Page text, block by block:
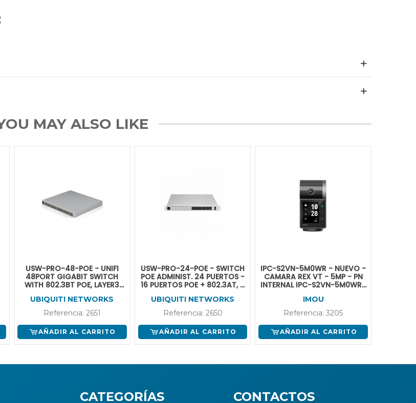
MAY ALSO LIKE
USW-PRO-48-POE - UNIFI
48PORT GIGABIT SWITCH
WITH 802.3BT POE, LAYER3
UBIQUITI NETWORKS
Referencia: 2651
AÑADIR AL CARRITO
USW-PRO-24-POE - SWITCH
POE ADMINIST. 24 PUERTOS -
16 PUERTOS POE + 802.3AT, 8
UBIQUITI NETWORKS
Referencia: 2650
AÑADIR AL CARRITO
IPC-S2VN-5M0WR - NUEVO -
CAMARA REX VT - 5MP - PN
INTERNAL IPC-S2VN-5M0WR-
IMOU
Referencia: 3205
AÑADIR AL CARRITO
CATEGORÍAS CONTACTOS